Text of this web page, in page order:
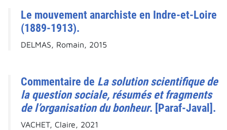
Le mouvement anarchiste en Indre-et-Loire
(1889-1913).
DELMAS, Romain, 2015
Commentaire de La solution scientifique de
la question sociale, résumés et fragments
de l’organisation du bonheur. [Paraf-Javal].
VACHET, Claire, 2021